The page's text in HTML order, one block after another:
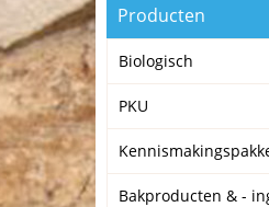
Producten
Biologisch
PKU
Bakproducten & -